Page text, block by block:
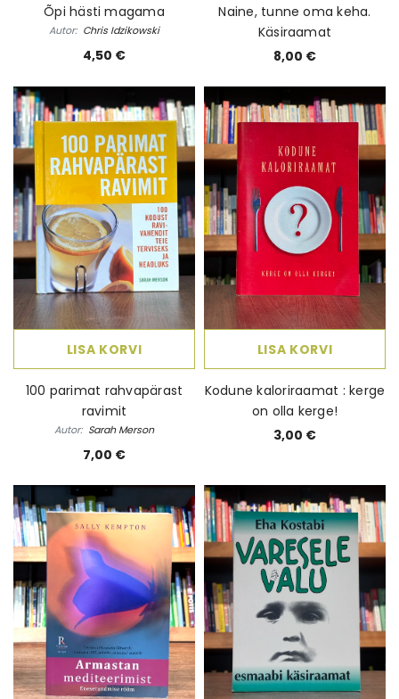
Õpi hästi magama
Autor: Chris Idzikowski
4,50 €
Naine, tunne oma keha.
Käsiraamat
8,00 €
LISA KORVI
100 parimat rahvapärast
ravimit
Autor: Sarah Merson
7,00 €
LISA KORVI
Kodune kaloriraamat : kerge
on olla kerge!
3,00 €